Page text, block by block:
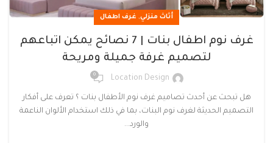
أثاث منزلي, غرف اطفال
غرف نوم اطفال بنات | 7 نصائح يمكن اتباعهم
لتصميم غرفة جميلة ومريحة
Location Design
0
هل تبحث عن أحدث تصاميم غرف نوم الأطفال بنات ؟ تعرف على أفكار
التصميم الحديثة لغرف نوم البنات، بما في ذلك استخدام الألوان الناعمة
والورد...